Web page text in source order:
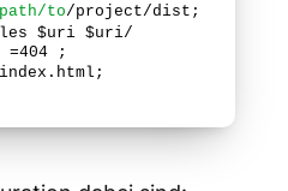
to/project/dist;
$uri $uri/
=404 ;
html ;